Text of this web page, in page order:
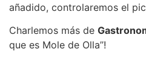
añadido, controlaremos el
Charlemos más de
que es Mole de Olla’’!